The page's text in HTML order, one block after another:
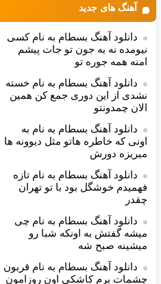
آهنگ های جدید
دانلود آهنگ بسطام به نام کسی
نیومده نه به جون تو جات پیشم
امنه همه جوره تو
دانلود آهنگ بسطام به نام خسته
نشدی از این دوری جمع کن همین
الان چمدونتو
دانلود آهنگ بسطام به نام به
اونی که خاطره هاتو مثل دیوونه ها
میریزه دورش
دانلود آهنگ بسطام به نام تازه
فهمیدم خوشگل بود با تو تهران
چقدر
دانلود آهنگ بسطام به نام چی
میشه گفتش به اونکه شبا رو
میشینه صبح شه
دانلود آهنگ بسطام به نام قربون
چشمات برم کاشکی اون روزامون